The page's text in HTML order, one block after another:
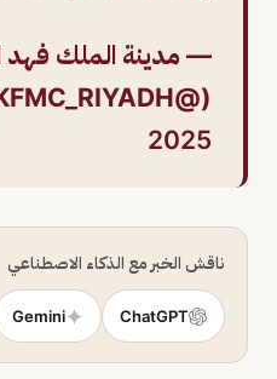
— مدينة الملك فهد
(@KFMC_RIYADH)
2025
ناقش الخبر مع الذكاء الاصطناعي
ChatGPT
Gemini